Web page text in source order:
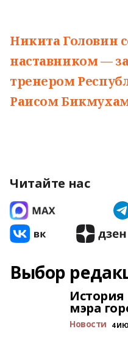
Никита Головин
наставником —
тренером
Раисом
Читайте нас
Выбор
мэра
Новости 4